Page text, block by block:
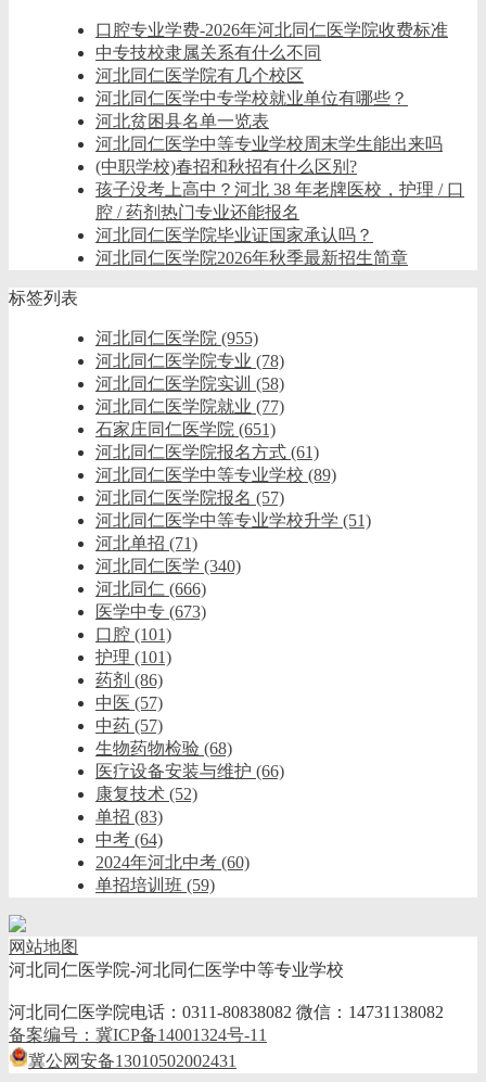
口腔专业学费-2026年河北同仁医学院收费标准
中专技校隶属关系有什么不同
河北同仁医学院有几个校区
河北同仁医学中专学校就业单位有哪些？
河北贫困县名单一览表
河北同仁医学中等专业学校周末学生能出来吗
(中职学校)春招和秋招有什么区别?
孩子没考上高中？河北 38 年老牌医校，护理 / 口
腔 / 药剂热门专业还能报名
河北同仁医学院毕业证国家承认吗？
河北同仁医学院2026年秋季最新招生简章
标签列表
河北同仁医学院 (955)
河北同仁医学院专业 (78)
河北同仁医学院实训 (58)
河北同仁医学院就业 (77)
石家庄同仁医学院 (651)
河北同仁医学院报名方式 (61)
河北同仁医学中等专业学校 (89)
河北同仁医学院报名 (57)
河北同仁医学中等专业学校升学 (51)
河北单招 (71)
河北同仁医学 (340)
河北同仁 (666)
医学中专 (673)
口腔 (101)
护理 (101)
药剂 (86)
中医 (57)
中药 (57)
生物药物检验 (68)
医疗设备安装与维护 (66)
康复技术 (52)
单招 (83)
中考 (64)
2024年河北中考 (60)
单招培训班 (59)
网站地图
河北同仁医学院-河北同仁医学中等专业学校
河北同仁医学院电话：0311-80838082 微信：14731138082
备案编号：冀ICP备14001324号-11
冀公网安备13010502002431